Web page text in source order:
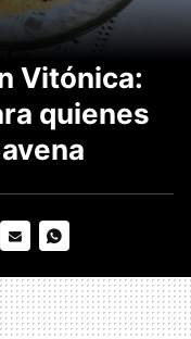
Vitónica:
quienes
MAIL